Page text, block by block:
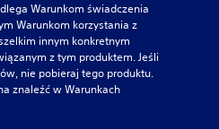
Warunkom świadczenia
Warunkom korzystania z
innym konkretnym
z tym produktem. Jeśli
nie pobieraj tego produktu.
znaleźć w Warunkach